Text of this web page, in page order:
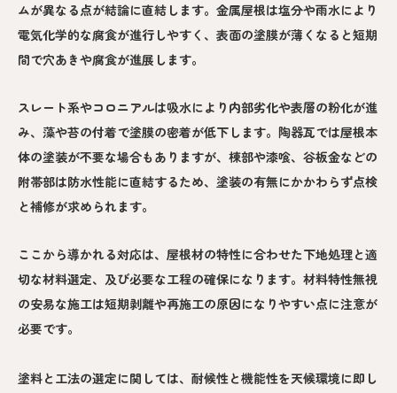
ムが異なる点が結論に直結します。金属屋根は塩分や雨水により
電気化学的な腐食が進行しやすく、表面の塗膜が薄くなると短期
間で穴あきや腐食が進展します。
スレート系やコロニアルは吸水により内部劣化や表層の粉化が進
み、藻や苔の付着で塗膜の密着が低下します。陶器瓦では屋根本
体の塗装が不要な場合もありますが、棟部や漆喰、谷板金などの
附帯部は防水性能に直結するため、塗装の有無にかかわらず点検
と補修が求められます。
ここから導かれる対応は、屋根材の特性に合わせた下地処理と適
切な材料選定、及び必要な工程の確保になります。材料特性無視
の安易な施工は短期剥離や再施工の原因になりやすい点に注意が
必要です。
塗料と工法の選定に関しては、耐候性と機能性を天候環境に即し